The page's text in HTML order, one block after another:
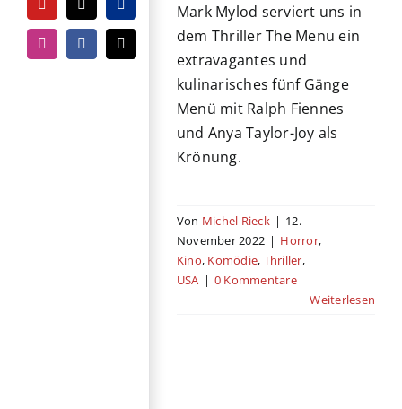
YouTubeTiktokPayPal
InstagramFacebook
E-
Mail
Mark Mylod serviert uns in
dem Thriller The Menu ein
extravagantes und
kulinarisches fünf Gänge
Menü mit Ralph Fiennes
und Anya Taylor-Joy als
Krönung.
Von Michel Rieck | 12.
November 2022 | Horror,
Kino, Komödie, Thriller,
USA | 0 Kommentare
Weiterlesen